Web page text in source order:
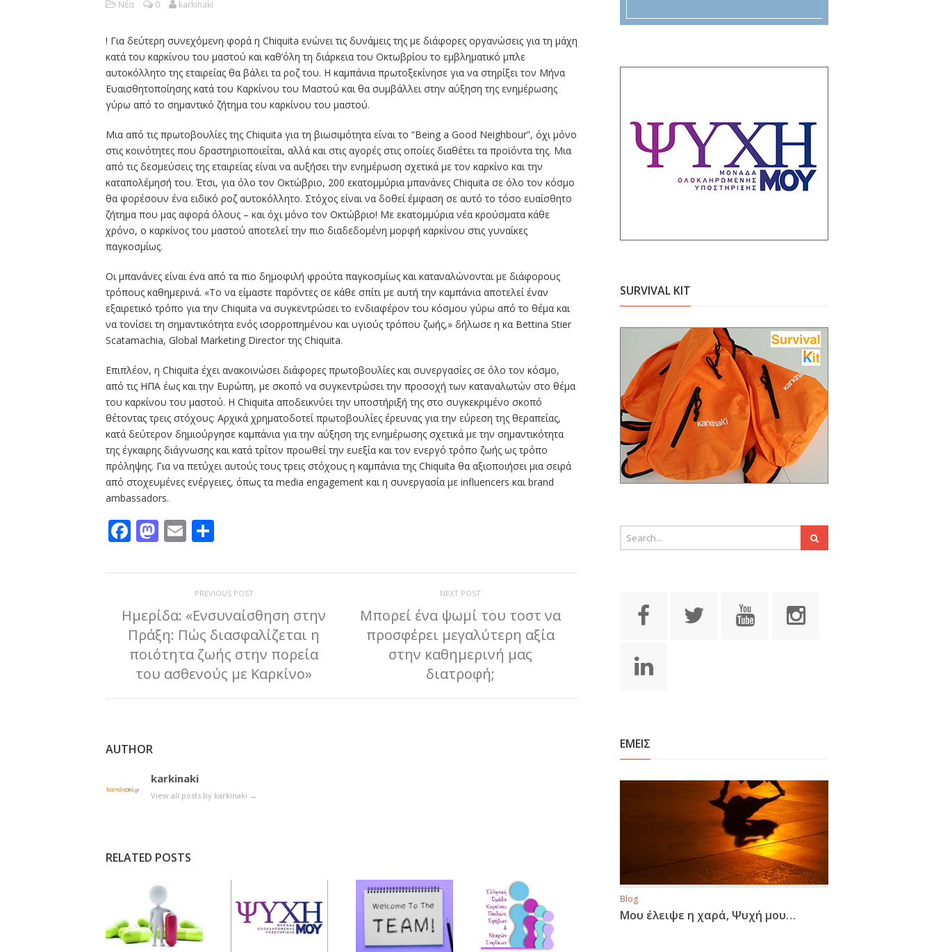
Νέα 0 karkinaki
! Για δεύτερη συνεχόμενη φορά η Chiquita ενώνει τις δυνάμεις της με διάφορες οργανώσεις για τη μάχη
κατά του καρκίνου του μαστού και καθ’όλη τη διάρκεια του Οκτωβρίου το εμβληματικό μπλε
αυτοκόλλητο της εταιρείας θα βάλει τα ροζ του. Η καμπάνια πρωτοξεκίνησε για να στηρίξει τον Μήνα
Ευαισθητοποίησης κατά του Καρκίνου του Μαστού και θα συμβάλλει στην αύξηση της ενημέρωσης
γύρω από το σημαντικό ζήτημα του καρκίνου του μαστού.
Μια από τις πρωτοβουλίες της Chiquita για τη βιωσιμότητα είναι το “Being a Good Neighbour”, όχι μόνο
στις κοινότητες που δραστηριοποιείται, αλλά και στις αγορές στις οποίες διαθέτει τα προϊόντα της. Μια
από τις δεσμεύσεις της εταιρείας είναι να αυξήσει την ενημέρωση σχετικά με τον καρκίνο και την
καταπολέμησή του. Έτσι, για όλο τον Οκτώβριο, 200 εκατομμύρια μπανάνες Chiquita σε όλο τον κόσμο
θα φορέσουν ένα ειδικό ροζ αυτοκόλλητο. Στόχος είναι να δοθεί έμφαση σε αυτό το τόσο ευαίσθητο
ζήτημα που μας αφορά όλους – και όχι μόνο τον Οκτώβριο! Με εκατομμύρια νέα κρούσματα κάθε
χρόνο, ο καρκίνος του μαστού αποτελεί την πιο διαδεδομένη μορφή καρκίνου στις γυναίκες
παγκοσμίως.
Οι μπανάνες είναι ένα από τα πιο δημοφιλή φρούτα παγκοσμίως και καταναλώνονται με διάφορους
τρόπους καθημερινά. «Το να είμαστε παρόντες σε κάθε σπίτι με αυτή την καμπάνια αποτελεί έναν
εξαιρετικό τρόπο για την Chiquita να συγκεντρώσει το ενδιαφέρον του κόσμου γύρω από το θέμα και
να τονίσει τη σημαντικότητα ενός ισορροπημένου και υγιούς τρόπου ζωής,» δήλωσε η κα Bettina Stier
Scatamachia, Global Marketing Director της Chiquita.
Επιπλέον, η Chiquita έχει ανακοινώσει διάφορες πρωτοβουλίες και συνεργασίες σε όλο τον κόσμο,
από τις ΗΠΑ έως και την Ευρώπη, με σκοπό να συγκεντρώσει την προσοχή των καταναλωτών στο θέμα
του καρκίνου του μαστού. Η Chiquita αποδεικνύει την υποστήριξή της στο συγκεκριμένο σκοπό
θέτοντας τρεις στόχους: Αρχικά χρηματοδοτεί πρωτοβουλίες έρευνας για την εύρεση της θεραπείας,
κατά δεύτερον δημιούργησε καμπάνια για την αύξηση της ενημέρωσης σχετικά με την σημαντικότητα
της έγκαιρης διάγνωσης και κατά τρίτον προωθεί την ευεξία και τον ενεργό τρόπο ζωής ως τρόπο
πρόληψης. Για να πετύχει αυτούς τους τρεις στόχους η καμπάνια της Chiquita θα αξιοποιήσει μια σειρά
από στοχευμένες ενέργειες, όπως τα media engagement και η συνεργασία με influencers και brand
ambassadors.
Facebook
Mastodon
Email
PREVIOUS POST
Ημερίδα: «Ενσυναίσθηση στην
Πράξη: Πώς διασφαλίζεται η
ποιότητα ζωής στην πορεία
του ασθενούς με Καρκίνο»
NEXT POST
Μπορεί ένα ψωμί του τοστ να
προσφέρει μεγαλύτερη αξία
στην καθημερινή μας
διατροφή;
AUTHOR
karkinaki
View all posts by karkinaki →
RELATED POSTS
SURVIVAL KIT
ΕΜΕΙΣ
Blog
Μου έλειψε η χαρά, Ψυχή μου…